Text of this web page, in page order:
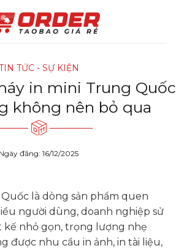
TỨC - SỰ KIỆN
in mini Trung Quốc
không nên bỏ qua
Ngày đăng: 16/12/2025
là dòng sản phẩm quen
người dùng, doanh nghiệp sử
kế nhỏ gọn, trọng lượng nhẹ
được nhu cầu in ảnh, in tài liệu,